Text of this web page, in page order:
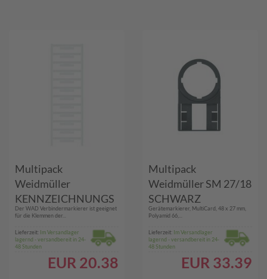
Multipack
Weidmüller
KENNZEICHNUNGS
MATERIAL (WAD 5
MC NE WS) - 48 Stück
Der WAD Verbindermarkierer ist geeignet
für die Klemmen der...
Lieferzeit: Im Versandlager
lagernd - versandbereit in 24-
48 Stunden
EUR 20.38
Multipack
Weidmüller SM 27/18
SCHWARZ
(1716630000) - 25
Stück
Gerätemarkierer, MultiCard, 48 x 27 mm,
Polyamid 66,...
Lieferzeit: Im Versandlager
lagernd - versandbereit in 24-
48 Stunden
EUR 33.39